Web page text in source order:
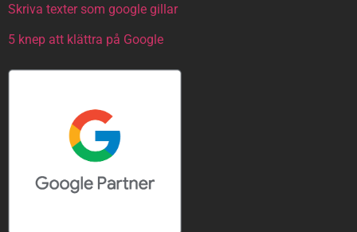
Skriva texter som google gillar
5 knep att klättra på Google